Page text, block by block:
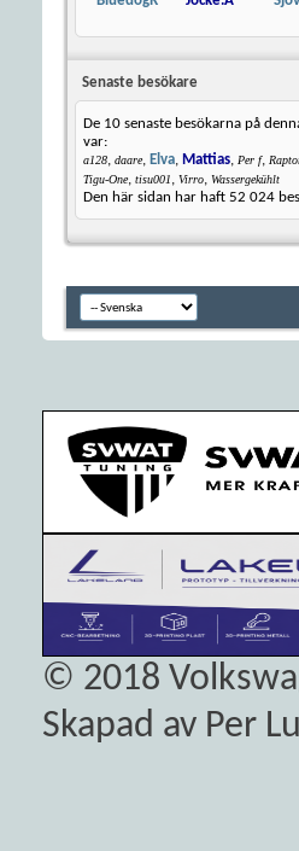
Senaste besökare
De 10 senaste besökarna på
var:
a128, daare, Elva, Mattias, Per f,
Tigu-One, tisu001, Virro, Wassergekühlt
Den här sidan har haft 52 024
© 2018
Skapad av Per